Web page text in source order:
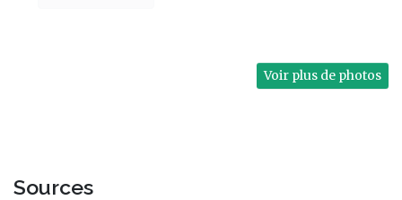
Voir plus de photos
Sources